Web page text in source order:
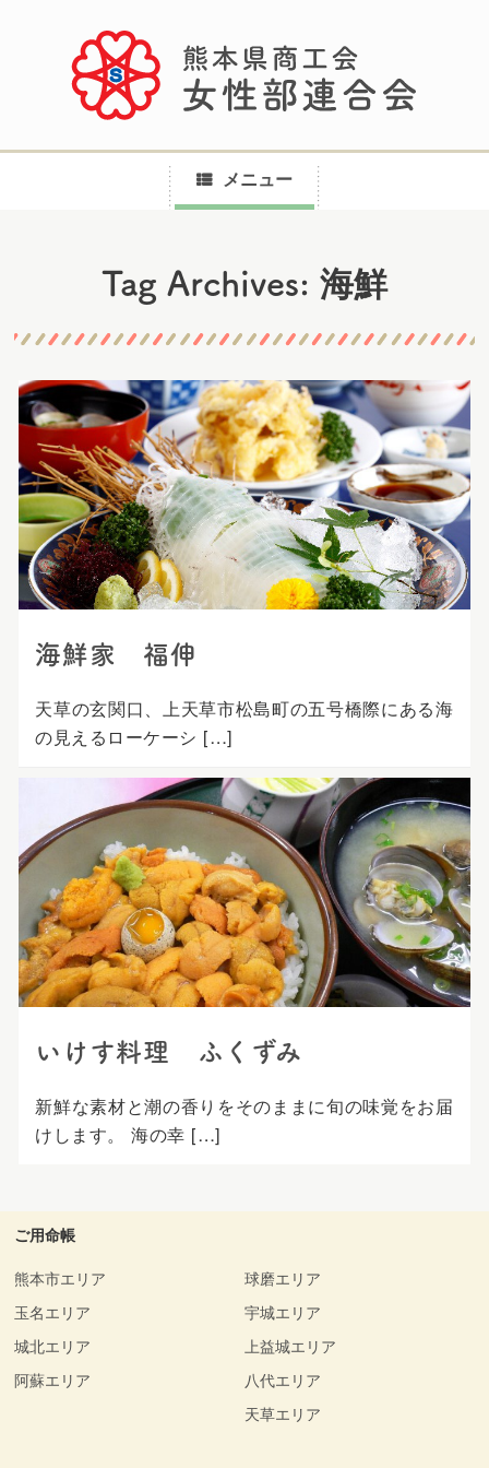
メニュー
ン
へ
ッ
プ
Tag Archives: 海鮮
海鮮家 福伸
天草の玄関口、上天草市松島町の五号橋際にある海
の見えるローケーシ […]
いけす料理 ふくずみ
新鮮な素材と潮の香りをそのままに旬の味覚をお届
けします。 海の幸 […]
ご用命帳
熊本市エリア
玉名エリア
城北エリア
阿蘇エリア
球磨エリア
宇城エリア
上益城エリア
八代エリア
天草エリア